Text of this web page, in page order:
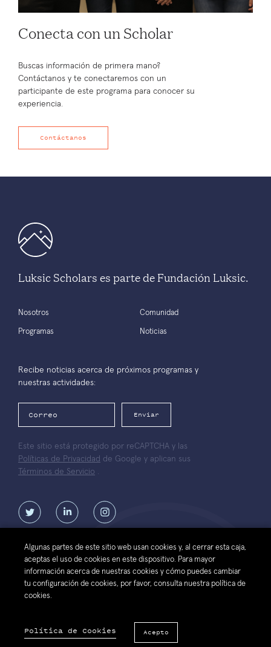
Conecta con un Scholar
Buscas información de primera mano?
Contáctanos y te conectaremos con un
participante de este programa para conocer su
experiencia.
Contáctanos
Luksic Scholars es parte de Fundación Luksic.
Nosotros
Programas
Comunidad
Noticias
Recibe noticias acerca de próximos programas y
nuestras actividades:
Enviar
Este sitio está protegido por reCAPTCHA y las
Políticas de Privacidad de Google y aplican sus
Términos de Servicio
ContáctanosTérminos de
web
Política de protección de datos
personales de la Fundación Luksic
Scholars
Algunas partes de este sitio web usan cookies y, al cerrar esta caja,
aceptas el uso de cookies en este dispositivo. Para mayor
información acerca de nuestras cookies y cómo puedes cambiar
tu configuración de cookies, por favor, consulta nuestra política de
cookies.
Política de Cookies Acepto